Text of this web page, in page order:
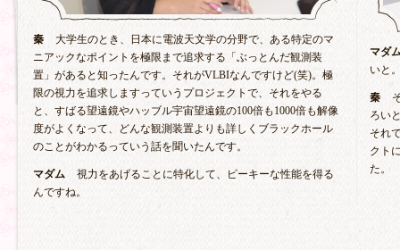
秦
大学生のとき、日本に電波天文学の分野で、ある特定のマ
ニアックなポイントを極限まで追求する「ぶっとんだ観測装
置」があると知ったんです。それがVLBIなんですけど(笑)。極
限の視力を追求しますっていうプロジェクトで、それをやる
と、すばる望遠鏡やハッブル宇宙望遠鏡の100倍も1000倍も解像
度がよくなって、どんな観測装置よりも詳しくブラックホール
のことがわかるっていう話を聞いたんです。
マダム
視力をあげることに特化して、ピーキーな性能を得る
んですね。
マダ
いと
秦
ろい
それ
クト
た。